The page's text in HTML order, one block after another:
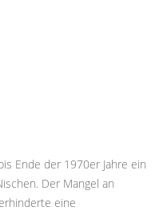
Ende der 1970er Jahre ein
Der Mangel an
eine